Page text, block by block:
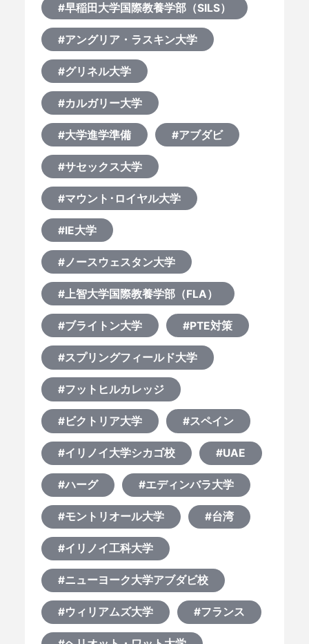
#早稲田大学国際教養学部（SILS）
#アングリア・ラスキン大学
#グリネル大学
#カルガリー大学
#大学進学準備 #アブダビ
#サセックス大学
#マウント･ロイヤル大学
#IE大学
#ノースウェスタン大学
#上智大学国際教養学部（FLA）
#ブライトン大学 #PTE対策
#スプリングフィールド大学
#フットヒルカレッジ
#ビクトリア大学 #スペイン
#イリノイ大学シカゴ校 #UAE
#ハーグ #エディンバラ大学
#モントリオール大学 #台湾
#イリノイ工科大学
#ニューヨーク大学アブダビ校
#ウィリアムズ大学 #フランス